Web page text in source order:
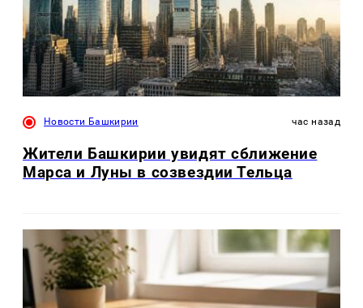
Новости Башкирии час назад
Жители Башкирии увидят сближение
Марса и Луны в созвездии Тельца